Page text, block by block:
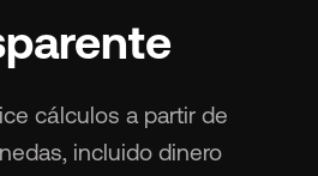
cálculos a partir de
incluido dinero